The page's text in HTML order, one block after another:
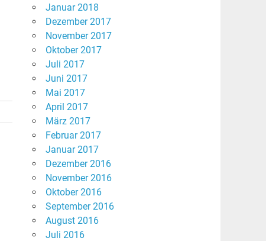
Januar 2018
Dezember 2017
November 2017
Oktober 2017
Juli 2017
Juni 2017
Mai 2017
April 2017
März 2017
Februar 2017
Januar 2017
Dezember 2016
November 2016
Oktober 2016
September 2016
August 2016
Juli 2016